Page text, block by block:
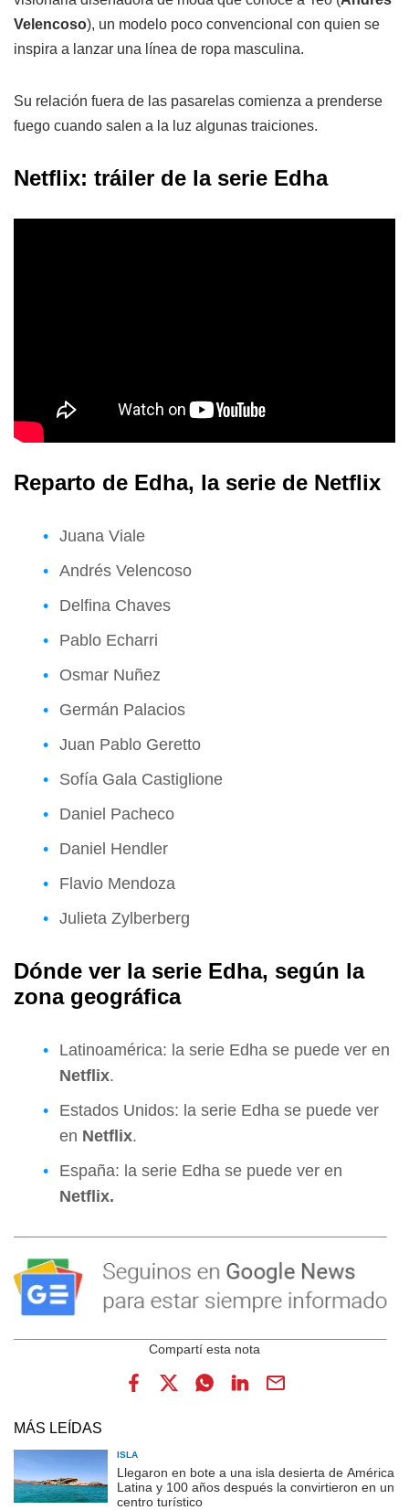
Velencoso), un modelo poco convencional con quien se
inspira a lanzar una línea de ropa masculina.
Su relación fuera de las pasarelas comienza a prenderse
fuego cuando salen a la luz algunas traiciones.
Netflix: tráiler de la serie Edha
Reparto de Edha, la serie de Netflix
Juana Viale
Andrés Velencoso
Delfina Chaves
Pablo Echarri
Osmar Nuñez
Germán Palacios
Juan Pablo Geretto
Sofía Gala Castiglione
Daniel Pacheco
Daniel Hendler
Flavio Mendoza
Julieta Zylberberg
Dónde ver la serie Edha, según la
zona geográfica
Latinoamérica: la serie Edha se puede ver en
Netflix.
Estados Unidos: la serie Edha se puede ver
en Netflix.
España: la serie Edha se puede ver en
Netflix.
MÁS LEÍDAS
ISLA
Llegaron en bote a una isla desierta de América
Latina y 100 años después la convirtieron en un
centro turístico